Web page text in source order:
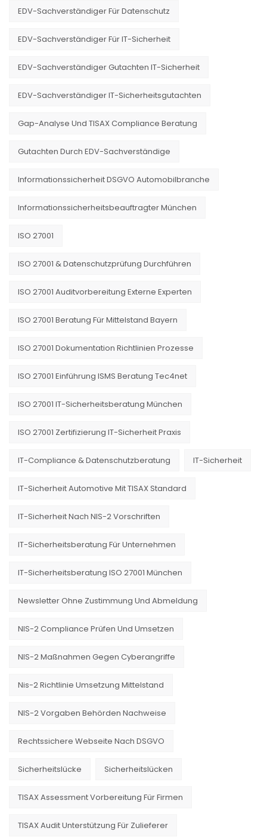
EDV-Sachverständiger Für Datenschutz
EDV-Sachverständiger Für IT-Sicherheit
EDV-Sachverständiger Gutachten IT-Sicherheit
EDV-Sachverständiger IT-Sicherheitsgutachten
Gap-Analyse Und TISAX Compliance Beratung
Gutachten Durch EDV-Sachverständige
Informationssicherheit DSGVO Automobilbranche
Informationssicherheitsbeauftragter München
ISO 27001
ISO 27001 & Datenschutzprüfung Durchführen
ISO 27001 Auditvorbereitung Externe Experten
ISO 27001 Beratung Für Mittelstand Bayern
ISO 27001 Dokumentation Richtlinien Prozesse
ISO 27001 Einführung ISMS Beratung Tec4net
ISO 27001 IT-Sicherheitsberatung München
ISO 27001 Zertifizierung IT-Sicherheit Praxis
IT-Compliance & Datenschutzberatung IT-Sicherheit
IT-Sicherheit Automotive Mit TISAX Standard
IT-Sicherheit Nach NIS-2 Vorschriften
IT-Sicherheitsberatung Für Unternehmen
IT-Sicherheitsberatung ISO 27001 München
Newsletter Ohne Zustimmung Und Abmeldung
NIS-2 Compliance Prüfen Und Umsetzen
NIS-2 Maßnahmen Gegen Cyberangriffe
Nis-2 Richtlinie Umsetzung Mittelstand
NIS-2 Vorgaben Behörden Nachweise
Rechtssichere Webseite Nach DSGVO
Sicherheitslücke Sicherheitslücken
TISAX Assessment Vorbereitung Für Firmen
TISAX Audit Unterstützung Für Zulieferer